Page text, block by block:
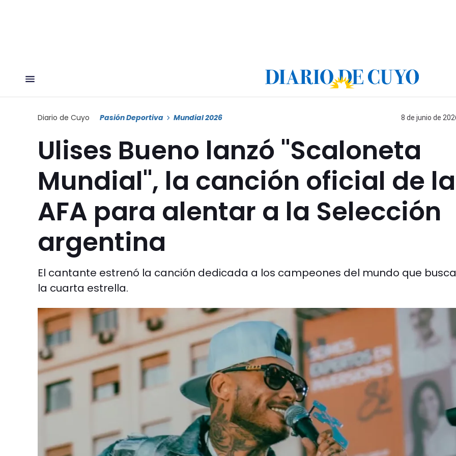
Diario de Cuyo Pasión Deportiva Mundial 2026 8 de junio de
Ulises Bueno lanzó "Scaloneta
Mundial", la canción oficial de la
AFA para alentar a la Selección
argentina
El cantante estrenó la canción dedicada a los campeones del mundo que
la cuarta estrella.